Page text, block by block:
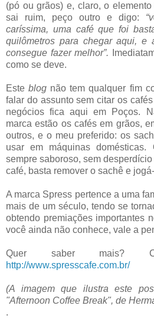
(pó ou grãos) e, claro, o
sai ruim, peço outro e digo:
caríssima, uma café que foi
quilômetros para chegar aqui, e
consegue fazer melhor”.
como se deve.
Esteblog não tem qualquer fim
falar do assunto sem citar os
negócios fica aqui em Poços.
marca estão os cafés em grãos,
outros, e o meu preferido: os
usar em máquinas
sempre saboroso, sem desperdício
café, basta remover o sachê e
A marca Spress pertence a uma
mais de um século, tendo se
obtendo premiações importantes
você ainda não conhece, vale a
Quer saber mais?
http://www.spresscafe.com.br/
(A imagem que ilustra este
"Afternoon Coffee Break", de
.